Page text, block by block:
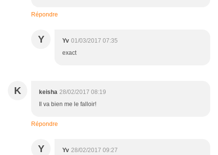
Répondre
Y Yv 01/03/2017 07:35
exact
K keisha 28/02/2017 08:19
Il va bien me le falloir!
Répondre
Y Yv 28/02/2017 09:27